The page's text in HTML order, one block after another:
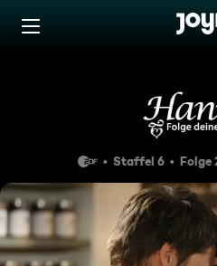
Zum Inhalt springen
Staffel 6 Folge